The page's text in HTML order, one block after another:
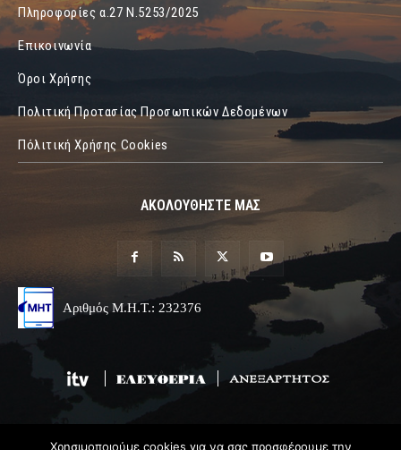
Πληροφορίες α.27 Ν.5253/2025
Επικοινωνία
Όροι Χρήσης
Πολιτική Προτασίας Προσωπικών Δεδομένων
Πόλιτική Χρήσης Cookies
ΑΚΟΛΟΥΘΗΣΤΕ ΜΑΣ
Αριθμός Μ.Η.Τ.: 232376
Χρησιμοποιούμε cookies για να σας προσφέρουμε την